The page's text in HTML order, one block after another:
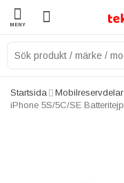
MENY
Startsida Mobilreservdelar
iPhone 5S/5C/SE Batteritejp